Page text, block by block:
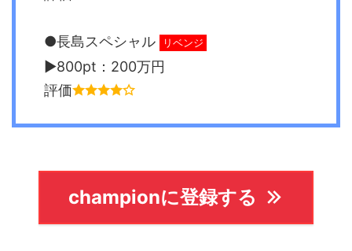
●長島スペシャル リベンジ
▶︎800pt：200万円
評価
championに登録する